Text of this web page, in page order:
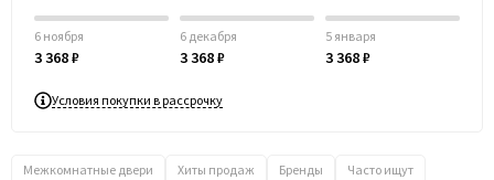
6 ноября
3 368 ₽
6 декабря
3 368 ₽
5 января
3 368 ₽
Условия покупки в рассрочку
Межкомнатные двери Хиты продаж Бренды
Часто ищут